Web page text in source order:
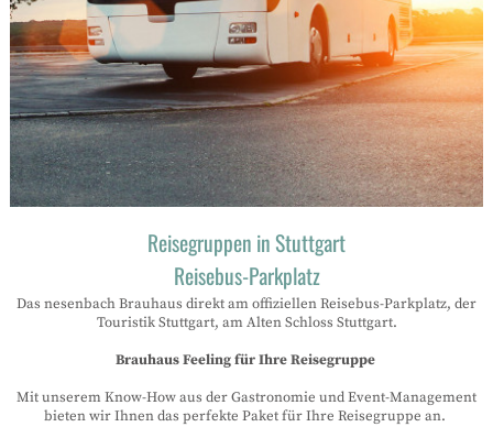
Reisegruppen in Stuttgart
Reisebus-Parkplatz
Das nesenbach Brauhaus direkt am offiziellen Reisebus-Parkplatz, der
Touristik Stuttgart, am Alten Schloss Stuttgart.
Brauhaus Feeling für Ihre Reisegruppe
Mit unserem Know-How aus der Gastronomie und Event-Management
bieten wir Ihnen das perfekte Paket für Ihre Reisegruppe an.